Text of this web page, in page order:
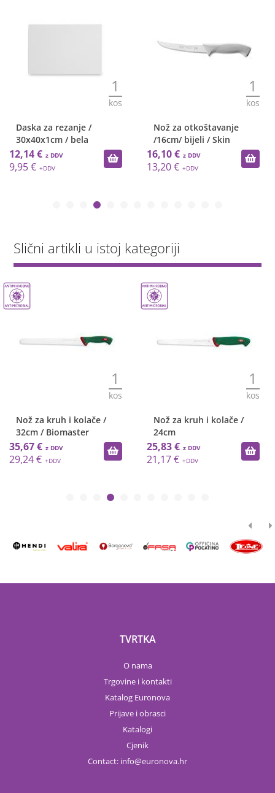
1
kos
Daska za rezanje /
30x40x1cm / bela
12,14 €
9,95 €
1
kos
Nož za otkoštavanje
/16cm/ bijeli / Skin
16,10 €
13,20 €
Slični artikli u istoj kategoriji
1
kos
Nož za kruh i kolače /
32cm / Biomaster
35,67 €
29,24 €
1
kos
Nož za kruh i kolače /
24cm
25,83 €
21,17 €
TVRTKA
O nama
Trgovine i kontakti
Katalog Euronova
Prijave i obrasci
Katalogi
Cjenik
Contact: info euronova.hr